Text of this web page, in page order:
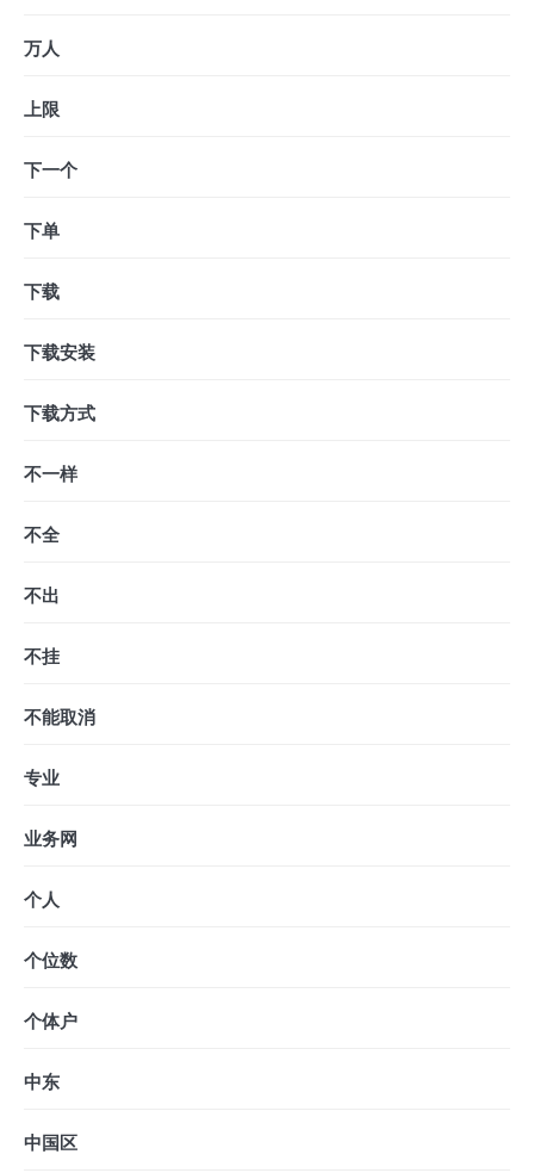
万人
上限
下一个
下单
下载
下载安装
下载方式
不一样
不全
不出
不挂
不能取消
专业
业务网
个人
个位数
个体户
中东
中国区